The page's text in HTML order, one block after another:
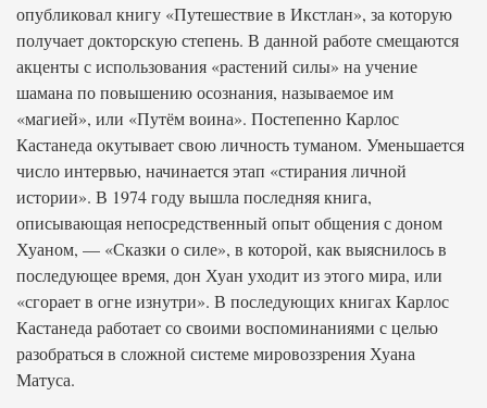
опубликовал книгу «Путешествие в Икстлан», за которую
получает докторскую степень. В данной работе смещаются
акценты с использования «растений силы» на учение
шамана по повышению осознания, называемое им
«магией», или «Путём воина». Постепенно Карлос
Кастанеда окутывает свою личность туманом. Уменьшается
число интервью, начинается этап «стирания личной
истории». В 1974 году вышла последняя книга,
описывающая непосредственный опыт общения с доном
Хуаном, — «Сказки о силе», в которой, как выяснилось в
последующее время, дон Хуан уходит из этого мира, или
«сгорает в огне изнутри». В последующих книгах Карлос
Кастанеда работает со своими воспоминаниями с целью
разобраться в сложной системе мировоззрения Хуана
Матуса.